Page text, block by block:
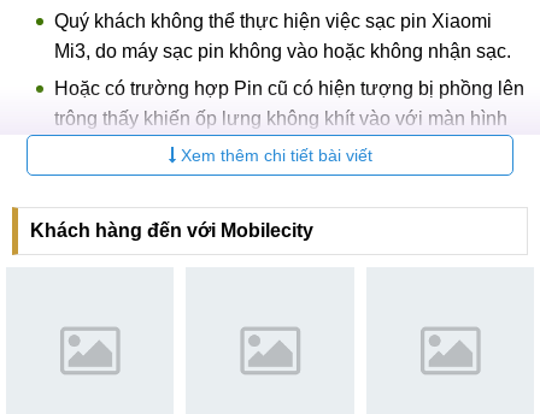
Quý khách không thể thực hiện việc sạc pin Xiaomi
Mi3, do máy sạc pin không vào hoặc không nhận sạc.
Hoặc có trường hợp Pin cũ có hiện tượng bị phồng lên
trông thấy khiến ốp lưng không khít vào với màn hình
Địa chỉ thay pin Xiaomi Mi3 BM31 chuyên nghiệp,
Thay pin Xiaomi Mi3 BM31 diễn ra theo một quy trình hoàn
chỉnh, mang đến cho khách hàng sự hài lòng nhất:
Xem thêm chi tiết bài viết
Khách hàng đến với Mobilecity